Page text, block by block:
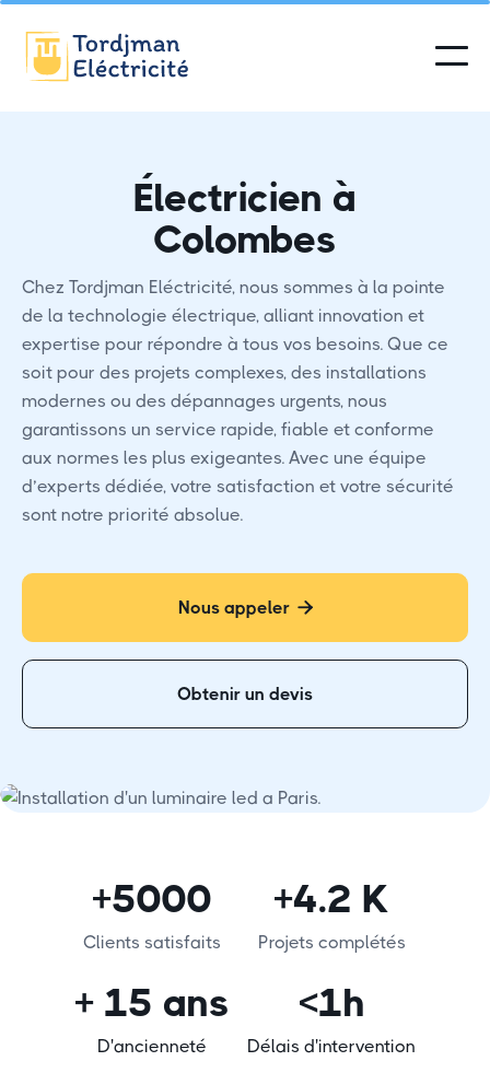
Électricien à
Colombes
Chez Tordjman Eléctricité, nous sommes à la pointe
de la technologie électrique, alliant innovation et
expertise pour répondre à tous vos besoins. Que ce
soit pour des projets complexes, des installations
modernes ou des dépannages urgents, nous
garantissons un service rapide, fiable et conforme
aux normes les plus exigeantes. Avec une équipe
d’experts dédiée, votre satisfaction et votre sécurité
sont notre priorité absolue.
Nous appeler 
Obtenir un devis
+5000
Clients satisfaits
+4.2 K
Projets complétés
+ 15 ans
D'ancienneté
<1h
Délais d'intervention